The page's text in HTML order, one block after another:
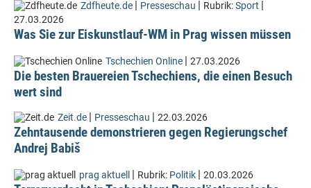
Zdfheute.de | Presseschau | Rubrik:Sport |
27.03.2026
Was Sie zur Eiskunstlauf-WM in Prag wissen müssen
Tschechien Online | 27.03.2026
Die besten Brauereien Tschechiens, die einen Besuch
wert sind
Zeit.de | Presseschau | 22.03.2026
Zehntausende demonstrieren gegen Regierungschef
Andrej Babiš
prag aktuell | Rubrik: Politik | 20.03.2026